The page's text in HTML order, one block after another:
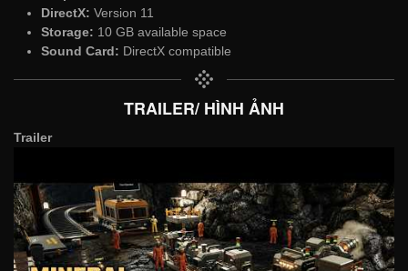
DirectX: Version 11
Storage: 10 GB available space
Sound Card: DirectX compatible
TRAILER/ HÌNH ẢNH
Trailer